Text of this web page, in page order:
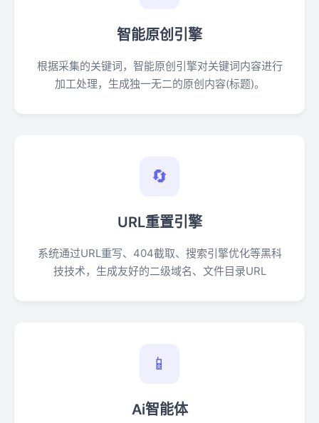
智能原创引擎
根据采集的关键词，智能原创引擎对关键词内容进行
加工处理，生成独一无二的原创内容(标题)。
🔄
URL重置引擎
系统通过URL重写、404截取、搜索引擎优化等黑科
技技术，生成友好的二级域名、文件目录URL
📱
Ai智能体